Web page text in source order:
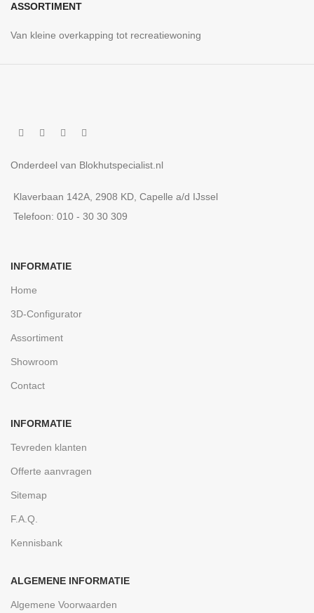
ASSORTIMENT
Van kleine overkapping tot recreatiewoning
Onderdeel van Blokhutspecialist.nl
Klaverbaan 142A, 2908 KD, Capelle a/d IJssel
Telefoon: 010 - 30 30 309
INFORMATIE
Home
3D-Configurator
Assortiment
Showroom
Contact
INFORMATIE
Tevreden klanten
Offerte aanvragen
Sitemap
F.A.Q.
Kennisbank
ALGEMENE INFORMATIE
Algemene Voorwaarden